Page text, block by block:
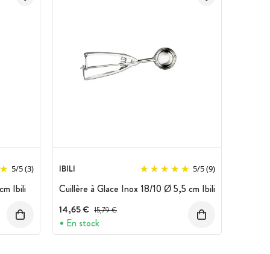
5/5(3)
Ibili
IBILI 5/5(9)
Cuillère à Glace Inox 18/10 Ø 5,5 cm Ibili
14,65 € Prix avant réduction :
15,79 €
En stock